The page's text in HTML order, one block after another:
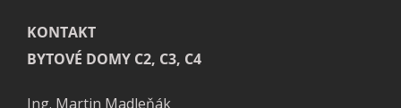
KONTAKT
BYTOVÉ DOMY C2, C3, C4
Ing. Martin Madleňák